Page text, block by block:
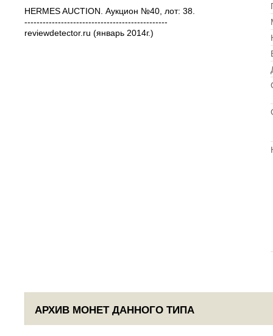
HERMES AUCTION. Аукцион №40, лот: 38.
-----------------------------------------------
reviewdetector.ru (январь 2014г.)
АРХИВ МОНЕТ ДАННОГО ТИПА